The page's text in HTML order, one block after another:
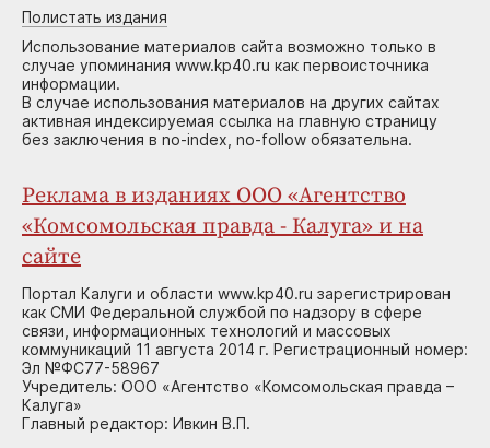
Полистать издания
Использование материалов сайта возможно только в
случае упоминания www.kp40.ru как первоисточника
информации.
В случае использования материалов на других сайтах
активная индексируемая ссылка на главную страницу
без заключения в no-index, no-follow обязательна.
Реклама в изданиях ООО «Агентство
«Комсомольская правда - Калуга» и на
сайте
Портал Калуги и области www.kp40.ru зарегистрирован
как СМИ Федеральной службой по надзору в сфере
связи, информационных технологий и массовых
коммуникаций 11 августа 2014 г. Регистрационный номер:
Эл №ФС77-58967
Учредитель: ООО «Агентство «Комсомольская правда –
Калуга»
Главный редактор: Ивкин В.П.